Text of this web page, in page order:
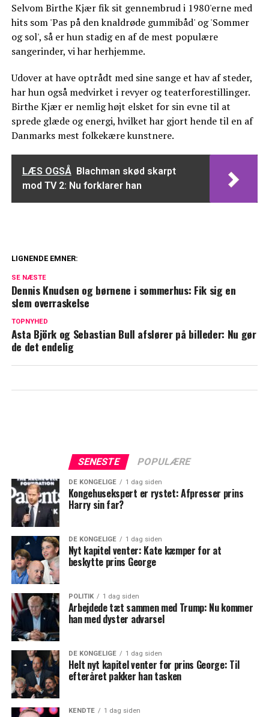
Selvom Birthe Kjær fik sit gennembrud i 1980'erne med
hits som 'Pas på den knaldrøde gummibåd' og 'Sommer
og sol', så er hun stadig en af de mest populære
sangerinder, vi har herhjemme.
Udover at have optrådt med sine sange et hav af steder,
har hun også medvirket i revyer og teaterforestillinger.
Birthe Kjær er nemlig højt elsket for sin evne til at
sprede glæde og energi, hvilket har gjort hende til en af
Danmarks mest folkekære kunstnere.
LÆS OGSÅ Blachman skød skarpt
mod TV 2: Nu forklarer han
Dansk musiker hitter i Kina: Ligger
LIGNENDE EMNER:
SE NÆSTE
Dennis Knudsen og børnene i sommerhus: Fik sig en
slem overraskelse
TOPNYHED
Asta Björk og Sebastian Bull afslører på billeder: Nu gør
de det endelig
SENESTE POPULÆRE
DE KONGELIGE 1 dag siden
Kongehusekspert er rystet: Afpresser prins
Harry sin far?
DE KONGELIGE 1 dag siden
Nyt kapitel venter: Kate kæmper for at
beskytte prins George
POLITIK 1 dag siden
Arbejdede tæt sammen med Trump: Nu kommer
han med dyster advarsel
DE KONGELIGE 1 dag siden
Helt nyt kapitel venter for prins George: Til
efteråret pakker han tasken
KENDTE 1 dag siden